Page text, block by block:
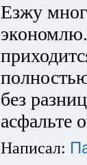
Езжу
без
асфальте
Написал: